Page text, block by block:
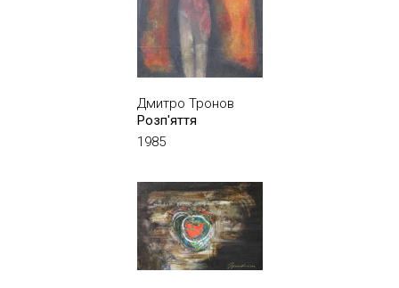
Дмитро Тронов
Розп'яття
1985